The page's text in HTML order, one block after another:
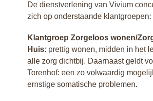
ANBI
De dienstverlening van Vivium
zich op onderstaande klantgroepen:
Klantgroep Zorgeloos wonen/
Huis: prettig wonen, midden in het
alle zorg dichtbij. Daarnaast geldt
Torenhof: een zo volwaardig
ernstige somatische problemen.